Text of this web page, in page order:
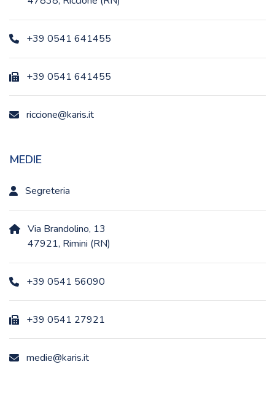
+39 0541 641455
+39 0541 641455
riccione@karis.it
MEDIE
Segreteria
Via Brandolino, 13
47921, Rimini (RN)
+39 0541 56090
+39 0541 27921
medie@karis.it